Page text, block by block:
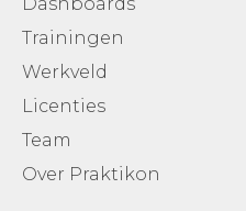
Trainingen
Werkveld
Licenties
Team
Over Praktikon